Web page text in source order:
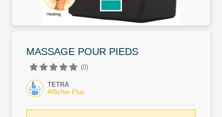
MASSAGE POUR PIEDS
(0)
TETRA
Afficher Plus